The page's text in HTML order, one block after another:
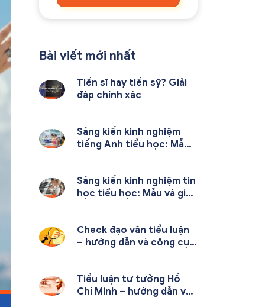
Bài viết mới nhất
Tiến sĩ hay tiến sỹ? Giải
đáp chính xác
Sáng kiến kinh nghiệm
tiếng Anh tiểu học: Mẫu
Sáng kiến kinh nghiệm tin
học tiểu học: Mẫu và giải
Check đạo văn tiểu luận
– hướng dẫn và công cụ
Tiểu luận tư tưởng Hồ
Chí Minh – hướng dẫn và